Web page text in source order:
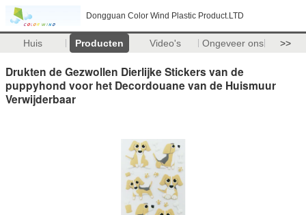
Dongguan Color Wind Plastic Product.LTD
Huis Producten Video's Ongeveer ons >>
Drukten de Gezwollen Dierlijke Stickers van de
puppyhond voor het Decordouane van de Huismuur
Verwijderbaar